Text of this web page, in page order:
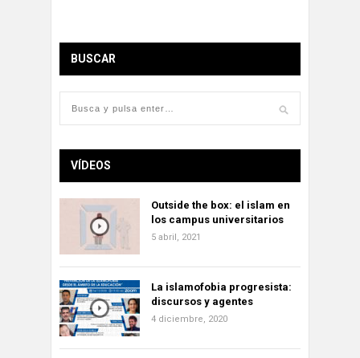
BUSCAR
VÍDEOS
Outside the box: el islam en
los campus universitarios
5 abril, 2021
La islamofobia progresista:
discursos y agentes
4 diciembre, 2020